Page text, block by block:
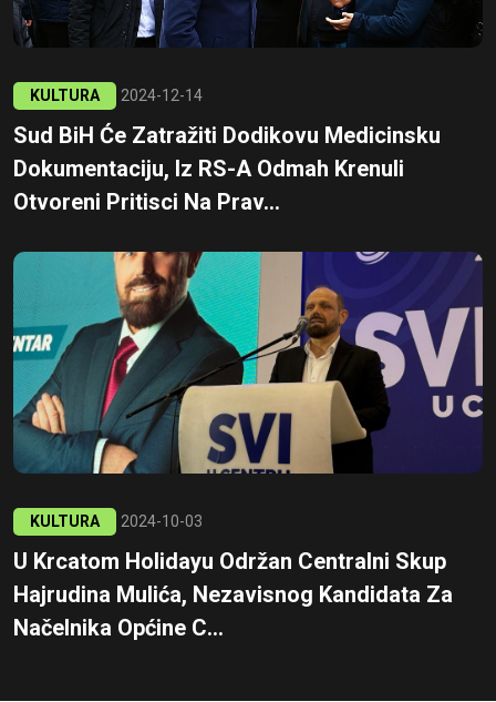
KULTURA 2024-12-14
Sud BiH Će Zatražiti Dodikovu Medicinsku
Dokumentaciju, Iz RS-A Odmah Krenuli
Otvoreni Pritisci Na Prav...
KULTURA 2024-10-03
U Krcatom Holidayu Održan Centralni Skup
Hajrudina Mulića, Nezavisnog Kandidata Za
Načelnika Općine C...